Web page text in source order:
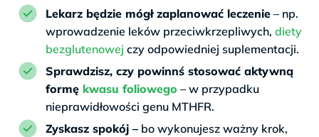
Lekarz będzie mógł zaplanować leczenie – np.
wprowadzenie leków przeciwkrzepliwych, diety
bezglutenowej czy odpowiedniej suplementacji.
Sprawdzisz, czy powinnś stosować aktywną
formę kwasu foliowego – w przypadku
nieprawidłowości genu MTHFR.
Zyskasz spokój – bo wykonujesz ważny krok,